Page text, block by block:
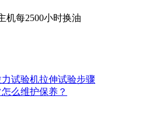
机每2500小时换油
试验机拉伸试验步骤
么维护保养？